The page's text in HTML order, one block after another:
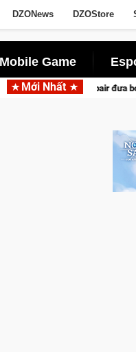
DZONews DZOStore
Mobile Game
Mới Nhất
tấn săn thú sinh tồn lên di